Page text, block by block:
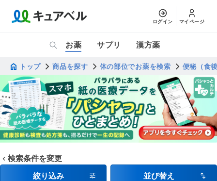
ログイン マイページ
お薬 サプリ 漢方薬
トップ 商品を探す 体の部位でお薬を検索 便秘（食
検索条件を変更
絞り込み
並び替え